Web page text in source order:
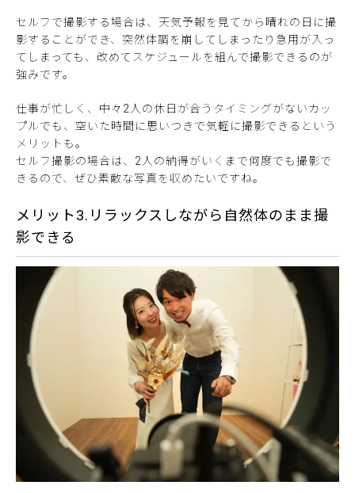
セルフで撮影する場合は、天気予報を見てから晴れの日に撮
影することができ、突然体調を崩してしまったり急用が入っ
てしまっても、改めてスケジュールを組んで撮影できるのが
強みです。
仕事が忙しく、中々2人の休日が合うタイミングがないカッ
プルでも、空いた時間に思いつきで気軽に撮影できるという
メリットも。
セルフ撮影の場合は、2人の納得がいくまで何度でも撮影で
きるので、ぜひ素敵な写真を収めたいですね。
メリット3.リラックスしながら自然体のまま撮
影できる